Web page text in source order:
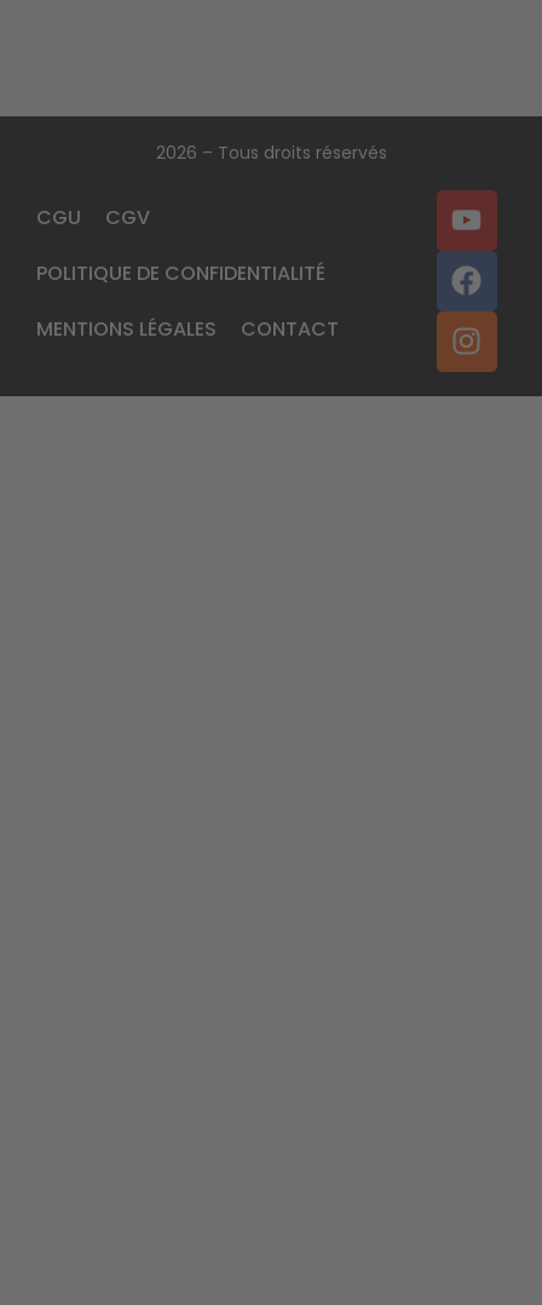
2026 – Tous droits réservés
CGU
CGV
POLITIQUE DE CONFIDENTIALITÉ
MENTIONS LÉGALES
CONTACT